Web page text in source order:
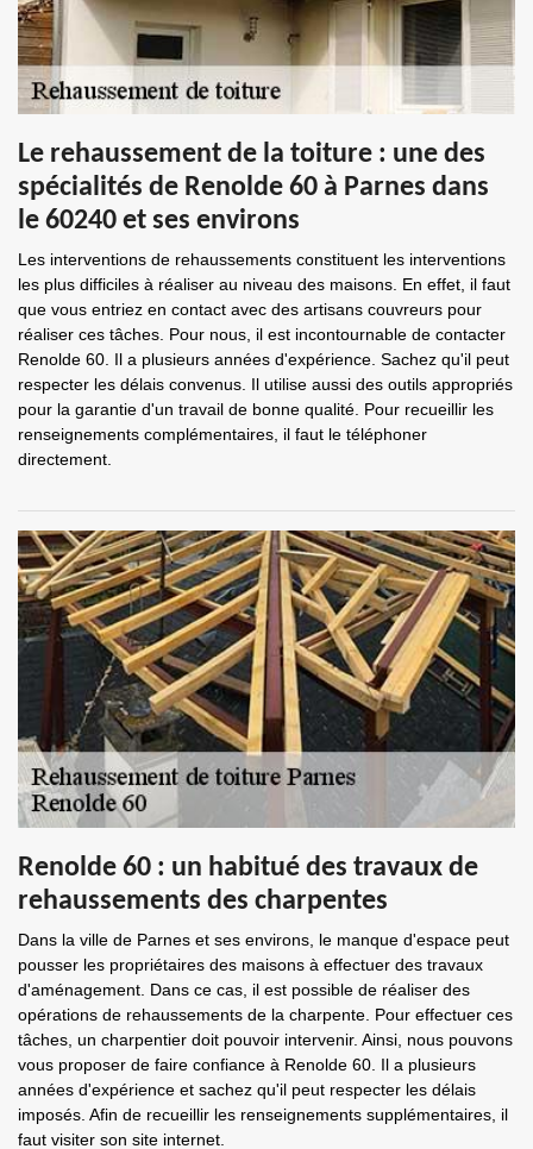
Le rehaussement de la toiture : une des
spécialités de Renolde 60 à Parnes dans
le 60240 et ses environs
Les interventions de rehaussements constituent les interventions
les plus difficiles à réaliser au niveau des maisons. En effet, il faut
que vous entriez en contact avec des artisans couvreurs pour
réaliser ces tâches. Pour nous, il est incontournable de contacter
Renolde 60. Il a plusieurs années d'expérience. Sachez qu'il peut
respecter les délais convenus. Il utilise aussi des outils appropriés
pour la garantie d'un travail de bonne qualité. Pour recueillir les
renseignements complémentaires, il faut le téléphoner
directement.
Renolde 60 : un habitué des travaux de
rehaussements des charpentes
Dans la ville de Parnes et ses environs, le manque d'espace peut
pousser les propriétaires des maisons à effectuer des travaux
d'aménagement. Dans ce cas, il est possible de réaliser des
opérations de rehaussements de la charpente. Pour effectuer ces
tâches, un charpentier doit pouvoir intervenir. Ainsi, nous pouvons
vous proposer de faire confiance à Renolde 60. Il a plusieurs
années d'expérience et sachez qu'il peut respecter les délais
imposés. Afin de recueillir les renseignements supplémentaires, il
faut visiter son site internet.